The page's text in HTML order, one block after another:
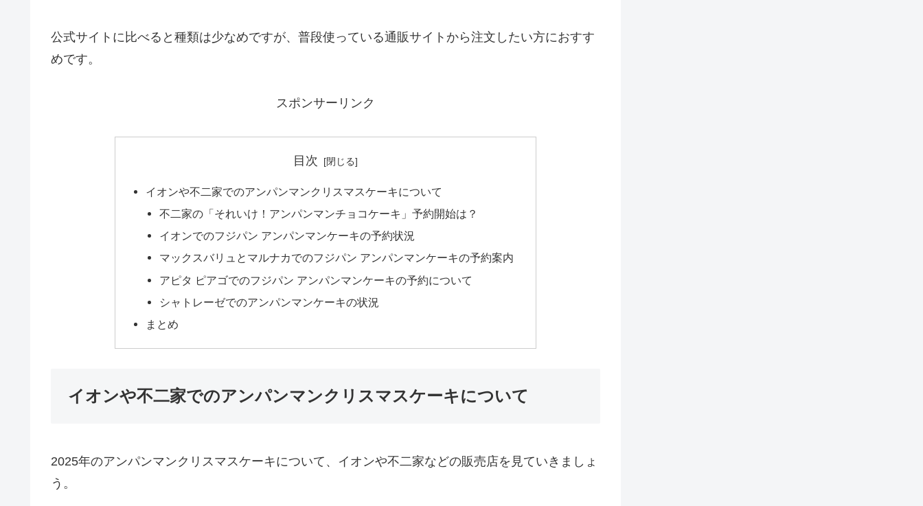
公式サイトに比べると種類は少なめですが、普段使っている通販サイトから注文したい方におすす
めです。
スポンサーリンク
目次
イオンや不二家でのアンパンマンクリスマスケーキについて
不二家の「それいけ！アンパンマンチョコケーキ」予約開始は？
イオンでのフジパン アンパンマンケーキの予約状況
マックスバリュとマルナカでのフジパン アンパンマンケーキの予約案内
アピタ ピアゴでのフジパン アンパンマンケーキの予約について
シャトレーゼでのアンパンマンケーキの状況
まとめ
イオンや不二家でのアンパンマンクリスマスケーキについて
2025年のアンパンマンクリスマスケーキについて、イオンや不二家などの販売店を見ていきましょ
う。